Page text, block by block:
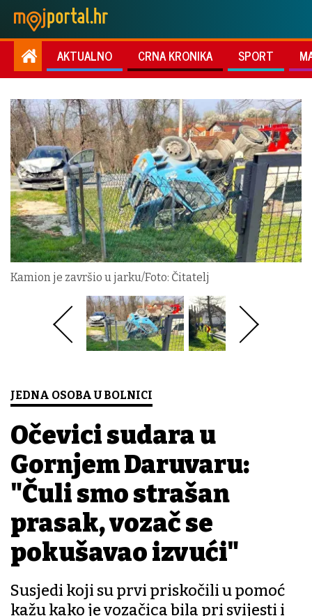
AKTUALNO CRNA KRONIKA SPORT
Kamion je završio u jarku/Foto: Čitatelj
JEDNA OSOBA U BOLNICI
Očevici sudara u
Gornjem Daruvaru:
"Čuli smo strašan
prasak, vozač se
pokušavao izvući"
Susjedi koji su prvi priskočili u pomoć
kažu kako je vozačica bila pri svijesti i